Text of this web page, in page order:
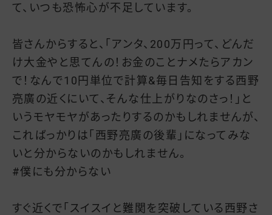
て、いつも恐怖心が不足しています。
皆さんからすると、「アンタ、200万円って、どんだ
け大金やと思てんの！お金のことナメたらアカン
で！なんで10円単位で計算&毎日告知をする西野
亮廣の近くにいて、そんな仕上がりなのさっ！」と
いうモヤモヤがあったりするのかもしれませんが、
こればっかりは「西野亮廣の後輩」になってみな
いと分からないのかもしれません。
#僕にも分からない
すぐ近くで「スイスイと難関を突破している西野さ